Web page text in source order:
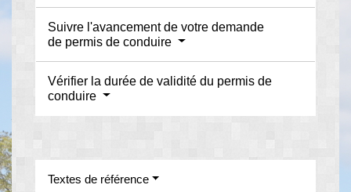
Suivre l'avancement de votre demande
de permis de conduire
Vérifier la durée de validité du permis de
conduire
Textes de référence